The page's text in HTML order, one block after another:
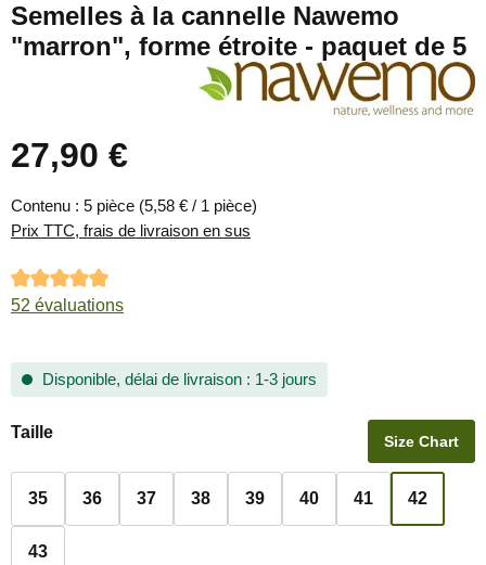
Semelles à la cannelle Nawemo
"marron", forme étroite - paquet de 5
Prix régulier :
27,90 €
Contenu : 5 pièce (5,58 € / 1 pièce)
Prix TTC, frais de livraison en sus
Note moyenne de 4.94 sur 5 étoiles
52 évaluations
Disponible, délai de livraison : 1-3 jours
Sélectionnez
Taille Size Chart
35 36 37 38 39 40 41 42
43